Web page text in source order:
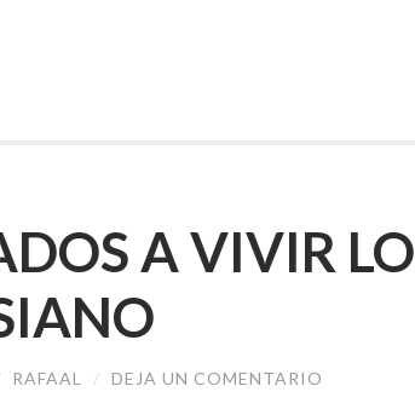
A VIVIR LO
RAFAAL / DEJA UN COMENTARIO